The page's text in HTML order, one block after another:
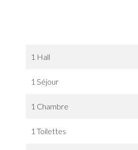
1 Hall
1 Séjour
1 Chambre
1 Toilettes